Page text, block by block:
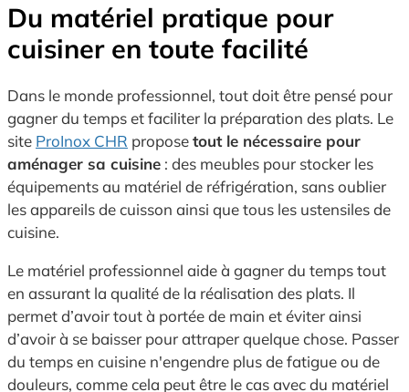
Du matériel pratique pour
cuisiner en toute facilité
Dans le monde professionnel, tout doit être pensé pour
gagner du temps et faciliter la préparation des plats. Le
site ProInox CHR proposetout le nécessaire pour
aménager sa cuisine : des meubles pour stocker les
équipements au matériel de réfrigération, sans oublier
les appareils de cuisson ainsi que tous les ustensiles de
cuisine.
Le matériel professionnel aide à gagner du temps tout
en assurant la qualité de la réalisation des plats. Il
permet d’avoir tout à portée de main et éviter ainsi
d’avoir à se baisser pour attraper quelque chose. Passer
du temps en cuisine n'engendre plus de fatigue ou de
douleurs, comme cela peut être le cas avec du matériel